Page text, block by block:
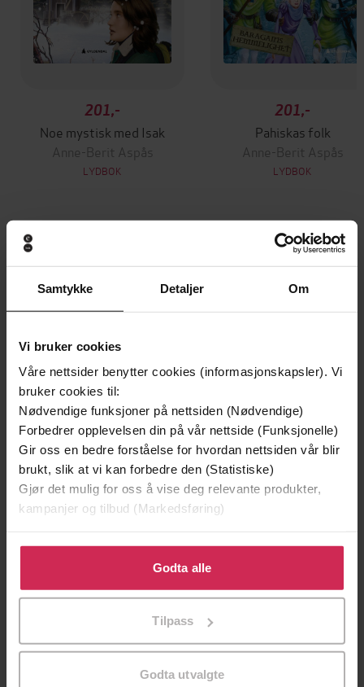
Samtykke Detaljer Om
Vi bruker cookies
Våre nettsider benytter cookies (informasjonskapsler). Vi
bruker cookies til:
Nødvendige funksjoner på nettsiden (Nødvendige)
Forbedrer opplevelsen din på vår nettside (Funksjonelle)
Gir oss en bedre forståelse for hvordan nettsiden vår blir
brukt, slik at vi kan forbedre den (Statistiske)
Gjør det mulig for oss å vise deg relevante produkter,
kampanjer og tilbud (Markedsføring)
Klikk på «Godta alle» for å gi oss ditt samtykke til å
bruke cookies for alle disse formålene. Du kan også
tilpasse ditt samtykke til spesifikke formål ved å klikke
Godta alle
Tilpass
Godta utvalgte
201,-
Noe mystisk med Isak
Anne-Berit Aspås
LYDBOK
201,-
Pahiskas folk
Anne-Berit Aspås
LYDBOK
Andre har også kjøpt
199,-
Jo Nesbø
349,-
Jørn Lier Horst